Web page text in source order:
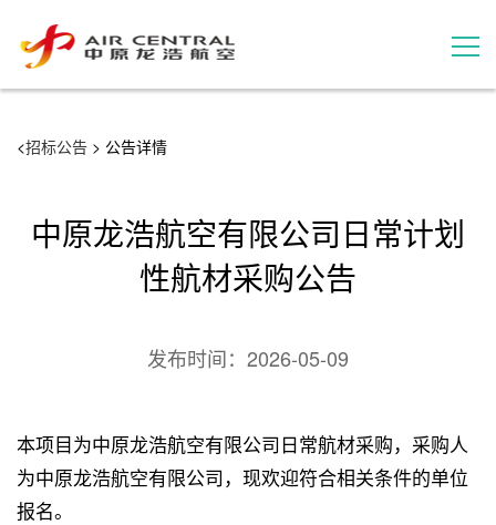
用户案例
<招标公告 > 公告详情
中原龙浩航空有限公司日常计划
性航材采购公告
发布时间： 2026-05-09
本项目为中原龙浩航空有限公司日常航材采购，采购人
为中原龙浩航空有限公司，现欢迎符合相关条件的单位
报名。